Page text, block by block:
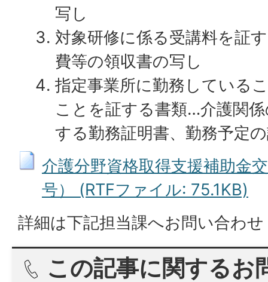
写し
対象研修に係る受講料を証
費等の領収書の写し
指定事業所に勤務している
ことを証する書類…介護関
する勤務証明書、勤務予定
介護分野資格取得支援補助金
号） (RTFファイル: 75.1KB)
詳細は下記担当課へお問い合わ
この記事に関するお